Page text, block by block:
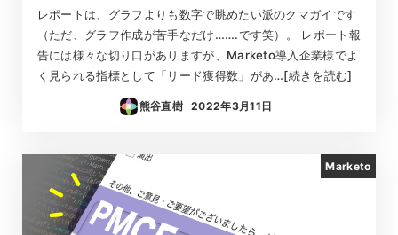
レポートは、グラフよりも数字で眺めたい派のクマガイです
（ただ、グラフ作成が苦手なだけ…….です笑）。 レポート報
告には様々な切り口がありますが、Marketo導入企業様でよ
く見られる指標として「リード獲得数」があ…[続きを読む]
熊谷直樹
投稿日
2022年3月11日
Marketo